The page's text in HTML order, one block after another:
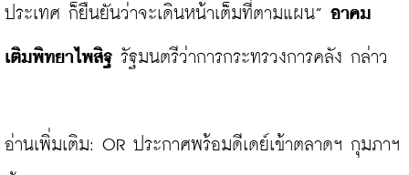
ประเทศ ก็ยืนยันว่าจะเดินหน้าเต็มที่ตามแผน” อาคม
เติมพิทยาไพสิฐ รัฐมนตรีว่าการกระทรวงการคลัง กล่าว
อ่านเพิ่มเติม: OR ประกาศพร้อมดีเดย์เข้าตลาดฯ กุมภาฯ